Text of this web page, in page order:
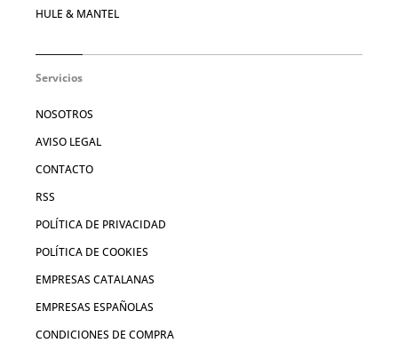
HULE & MANTEL
Servicios
NOSOTROS
AVISO LEGAL
CONTACTO
RSS
POLÍTICA DE PRIVACIDAD
POLÍTICA DE COOKIES
EMPRESAS CATALANAS
EMPRESAS ESPAÑOLAS
CONDICIONES DE COMPRA